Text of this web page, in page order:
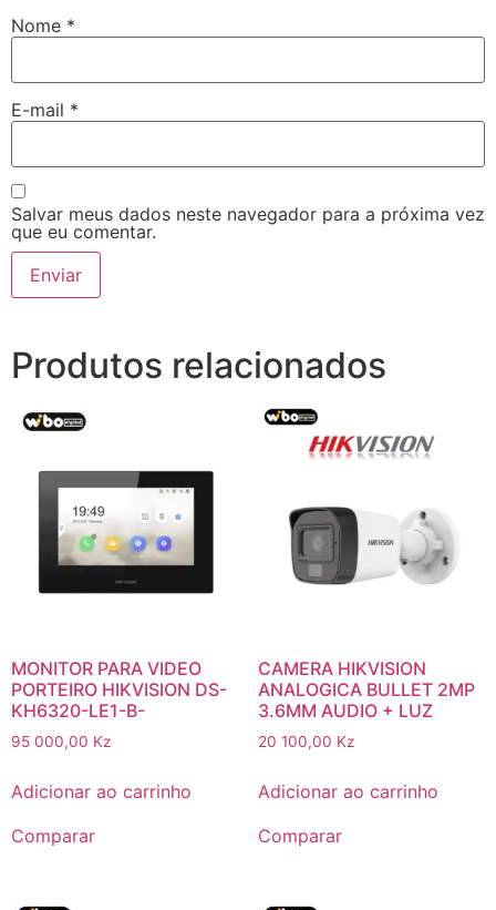
Nome *
E-mail *
Salvar meus dados neste navegador para a próxima vez
que eu comentar.
Produtos relacionados
MONITOR PARA VIDEO
PORTEIRO HIKVISION DS-
KH6320-LE1-B-
95 000,00 Kz
Adicionar ao carrinho
Comparar
CAMERA HIKVISION
ANALOGICA BULLET 2MP
3.6MM AUDIO + LUZ
20 100,00 Kz
Adicionar ao carrinho
Comparar